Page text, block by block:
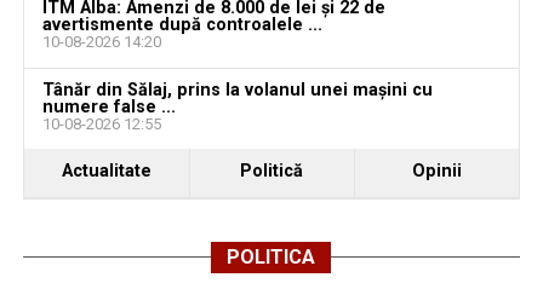
ITM Alba: Amenzi de 8.000 de lei și 22 de
avertismente după controalele ...
10-08-2026 14:20
Tânăr din Sălaj, prins la volanul unei mașini cu
numere false ...
10-08-2026 12:55
Actualitate Politică Opinii
POLITICA